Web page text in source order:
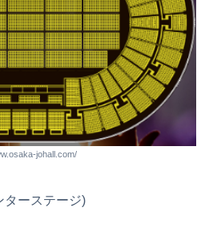
johall.com/
ターステージ)